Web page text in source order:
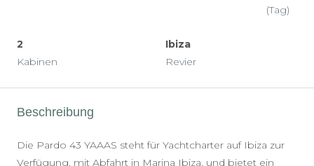
(Tag)
2
Kabinen
Ibiza
Revier
Beschreibung
Die Pardo 43 YAAAS steht für Yachtcharter auf Ibiza zur
Verfügung, mit Abfahrt in Marina Ibiza, und bietet ein